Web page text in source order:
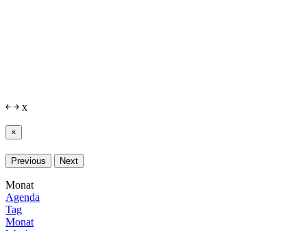
￩ ￫ x
×
Previous Next
Monat
Agenda
Tag
Monat